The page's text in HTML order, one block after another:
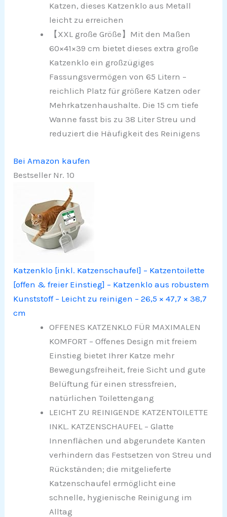
Katzen, dieses Katzenklo aus Metall
leicht zu erreichen
【XXL große Größe】Mit den Maßen
60×41×39 cm bietet dieses extra große
Katzenklo ein großzügiges
Fassungsvermögen von 65 Litern –
reichlich Platz für größere Katzen oder
Mehrkatzenhaushalte. Die 15 cm tiefe
Wanne fasst bis zu 38 Liter Streu und
reduziert die Häufigkeit des Reinigens
Bei Amazon kaufen
Bestseller Nr. 10
Katzenklo [inkl. Katzenschaufel] – Katzentoilette
[offen & freier Einstieg] – Katzenklo aus robustem
Kunststoff – Leicht zu reinigen – 26,5 × 47,7 × 38,7
cm
OFFENES KATZENKLO FÜR MAXIMALEN
KOMFORT – Offenes Design mit freiem
Einstieg bietet Ihrer Katze mehr
Bewegungsfreiheit, freie Sicht und gute
Belüftung für einen stressfreien,
natürlichen Toilettengang
LEICHT ZU REINIGENDE KATZENTOILETTE
INKL. KATZENSCHAUFEL – Glatte
Innenflächen und abgerundete Kanten
verhindern das Festsetzen von Streu und
Rückständen; die mitgelieferte
Katzenschaufel ermöglicht eine
schnelle, hygienische Reinigung im
Alltag